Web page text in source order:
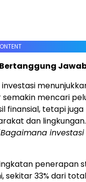
semakin mencari
finansial, tetapi juga
dan lingkungan.
Bagaimana
penerapan
sekitar 33% dari